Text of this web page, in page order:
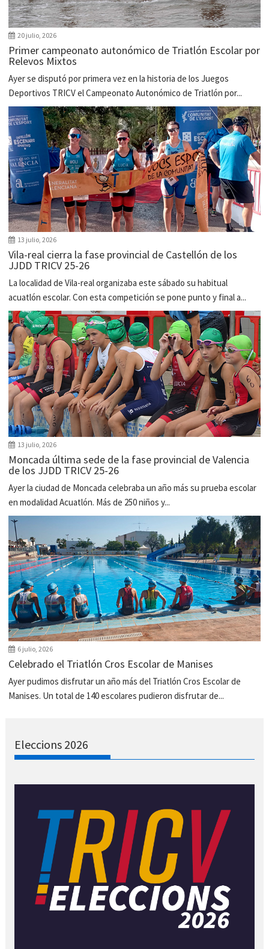
20 julio, 2026
Primer campeonato autonómico de Triatlón Escolar por
Relevos Mixtos
Ayer se disputó por primera vez en la historia de los Juegos
Deportivos TRICV el Campeonato Autonómico de Triatlón por...
13 julio, 2026
Vila-real cierra la fase provincial de Castellón de los
JJDD TRICV 25-26
La localidad de Vila-real organizaba este sábado su habitual
acuatlón escolar. Con esta competición se pone punto y final a...
13 julio, 2026
Moncada última sede de la fase provincial de Valencia
de los JJDD TRICV 25-26
Ayer la ciudad de Moncada celebraba un año más su prueba escolar
en modalidad Acuatlón. Más de 250 niños y...
6 julio, 2026
Celebrado el Triatlón Cros Escolar de Manises
Ayer pudimos disfrutar un año más del Triatlón Cros Escolar de
Manises. Un total de 140 escolares pudieron disfrutar de...
Eleccions 2026